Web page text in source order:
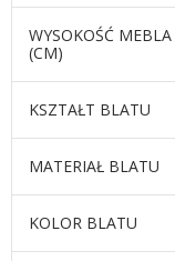
WYSOKOŚĆ MEBLA
(CM)
KSZTAŁT BLATU
MATERIAŁ BLATU
KOLOR BLATU